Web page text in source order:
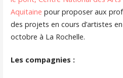
Aquitaine pour proposer aux
des projets en cours d’artistes
octobre à La Rochelle.
Les compagnies :